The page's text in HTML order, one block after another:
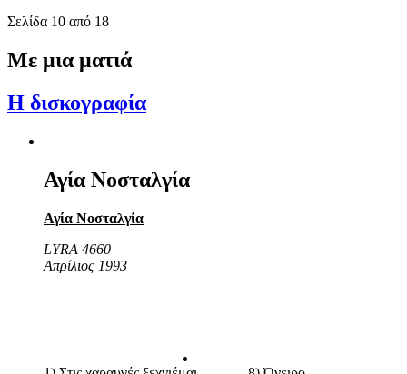
Σελίδα 10 από 18
Με μια ματιά
Η δισκογραφία
Αγία Νοσταλγία
Αγία Νοσταλγία
LYRA 4660
Απρίλιος 1993